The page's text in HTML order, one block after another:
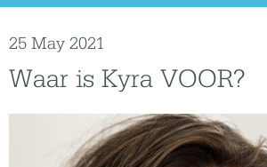
25 May 2021
Waar is Kyra VOOR?